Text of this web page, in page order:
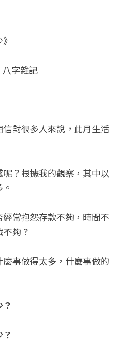
》完整典藏版
理
字雜記
對很多人來說，此月生活
？根據我的觀察，其中以
常抱怨存款不夠，時間不
夠？
事做得太多，什麼事做的